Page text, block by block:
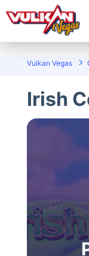
Vulkan Vegas
Irish